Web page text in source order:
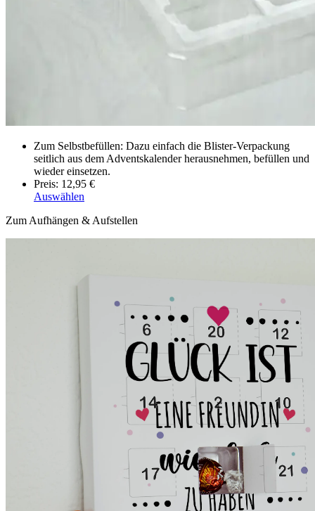
Zum Selbstbefüllen: Dazu einfach die Blister-Verpackung
seitlich aus dem Adventskalender herausnehmen, befüllen und
wieder einsetzen.
Preis: 12,95 €
Auswählen
Zum Aufhängen & Aufstellen